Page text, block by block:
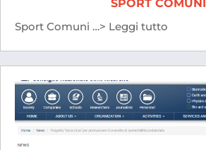
SPORT COMUNI
Sport Comuni …> Leggi tutto